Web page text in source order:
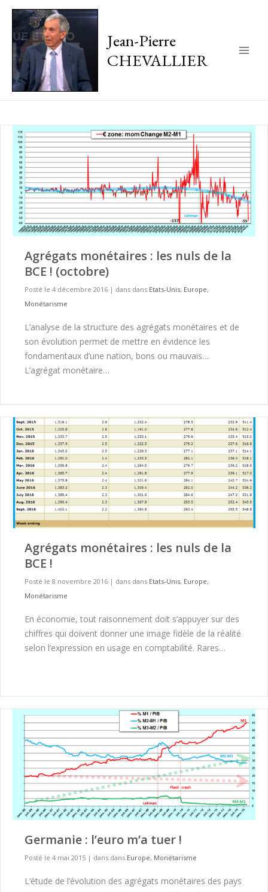
Jean-Pierre
CHEVALLIER
Agrégats monétaires : les nuls de la
BCE ! (octobre)
Posté le 4 décembre 2016 | dans dans Etats-Unis, Europe,
Monétarisme
L’analyse de la structure des agrégats monétaires et de
son évolution permet de mettre en évidence les
fondamentaux d’une nation, bons ou mauvais…
L’agrégat monétaire…
Agrégats monétaires : les nuls de la
BCE !
Posté le 8 novembre 2016 | dans dans Etats-Unis, Europe,
Monétarisme
En économie, tout raisonnement doit s’appuyer sur des
chiffres qui doivent donner une image fidèle de la réalité
selon l’expression en usage en comptabilité. Rares…
Germanie : l’euro m’a tuer !
Posté le 4 mai 2015 | dans dans Europe, Monétarisme
L’étude de l’évolution des agrégats monétaires des pays